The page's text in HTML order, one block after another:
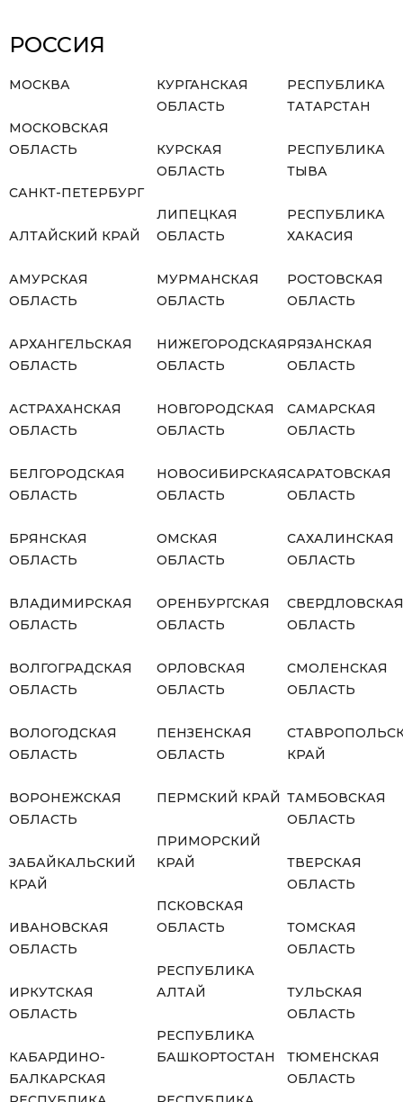
РОССИЯ
МОСКВА
МОСКОВСКАЯ
ОБЛАСТЬ
САНКТ-ПЕТЕРБУРГ
АЛТАЙСКИЙ КРАЙ
АМУРСКАЯ
ОБЛАСТЬ
АРХАНГЕЛЬСКАЯ
ОБЛАСТЬ
АСТРАХАНСКАЯ
ОБЛАСТЬ
БЕЛГОРОДСКАЯ
ОБЛАСТЬ
БРЯНСКАЯ
ОБЛАСТЬ
ВЛАДИМИРСКАЯ
ОБЛАСТЬ
ВОЛГОГРАДСКАЯ
ОБЛАСТЬ
ВОЛОГОДСКАЯ
ОБЛАСТЬ
ВОРОНЕЖСКАЯ
ОБЛАСТЬ
ЗАБАЙКАЛЬСКИЙ
КРАЙ
ИВАНОВСКАЯ
ОБЛАСТЬ
ИРКУТСКАЯ
ОБЛАСТЬ
КАБАРДИНО-
БАЛКАРСКАЯ
КУРГАНСКАЯ
ОБЛАСТЬ
КУРСКАЯ
ОБЛАСТЬ
ЛИПЕЦКАЯ
ОБЛАСТЬ
МУРМАНСКАЯ
ОБЛАСТЬ
НИЖЕГОРОДСКАЯ
ОБЛАСТЬ
НОВГОРОДСКАЯ
ОБЛАСТЬ
НОВОСИБИРСКАЯ
ОБЛАСТЬ
ОМСКАЯ
ОБЛАСТЬ
ОРЕНБУРГСКАЯ
ОБЛАСТЬ
ОРЛОВСКАЯ
ОБЛАСТЬ
ПЕНЗЕНСКАЯ
ОБЛАСТЬ
ПЕРМСКИЙ КРАЙ
ПРИМОРСКИЙ
КРАЙ
ПСКОВСКАЯ
ОБЛАСТЬ
РЕСПУБЛИКА
АЛТАЙ
РЕСПУБЛИКА
БАШКОРТОСТАН
РЕСПУБЛИКА
ТАТАРСТАН
РЕСПУБЛИКА
ТЫВА
РЕСПУБЛИКА
ХАКАСИЯ
РОСТОВСКАЯ
ОБЛАСТЬ
РЯЗАНСКАЯ
ОБЛАСТЬ
САМАРСКАЯ
ОБЛАСТЬ
САРАТОВСКАЯ
ОБЛАСТЬ
САХАЛИНСКАЯ
ОБЛАСТЬ
СВЕРДЛОВСКАЯ
ОБЛАСТЬ
СМОЛЕНСКАЯ
ОБЛАСТЬ
КРАЙ
ТАМБОВСКАЯ
ОБЛАСТЬ
ТВЕРСКАЯ
ОБЛАСТЬ
ТОМСКАЯ
ОБЛАСТЬ
ТУЛЬСКАЯ
ОБЛАСТЬ
ТЮМЕНСКАЯ
ОБЛАСТЬ